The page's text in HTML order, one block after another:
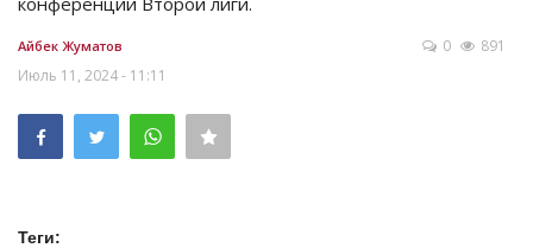
Айбек Жуматов
Июль 11, 2024 - 11:11
0 891
Теги: